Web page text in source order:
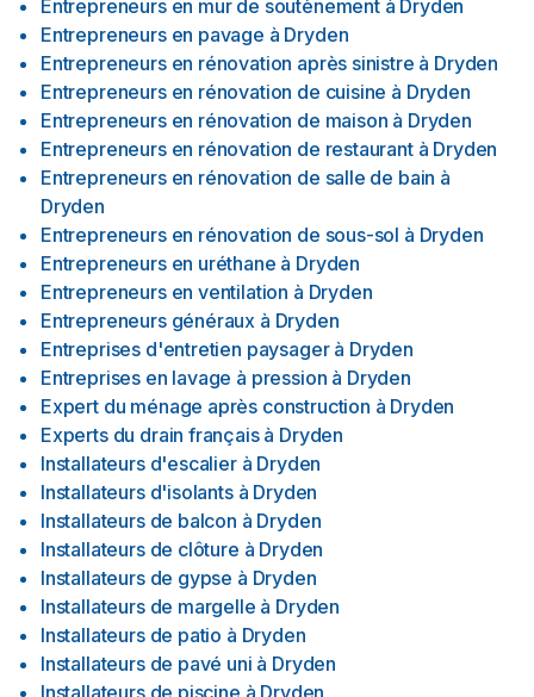
Entrepreneurs en mur de soutènement à Dryden
Entrepreneurs en pavage à Dryden
Entrepreneurs en rénovation après sinistre à Dryden
Entrepreneurs en rénovation de cuisine à Dryden
Entrepreneurs en rénovation de maison à Dryden
Entrepreneurs en rénovation de restaurant à Dryden
Entrepreneurs en rénovation de salle de bain à
Dryden
Entrepreneurs en rénovation de sous-sol à Dryden
Entrepreneurs en uréthane à Dryden
Entrepreneurs en ventilation à Dryden
Entrepreneurs généraux à Dryden
Entreprises d'entretien paysager à Dryden
Entreprises en lavage à pression à Dryden
Expert du ménage après construction à Dryden
Experts du drain français à Dryden
Installateurs d'escalier à Dryden
Installateurs d'isolants à Dryden
Installateurs de balcon à Dryden
Installateurs de clôture à Dryden
Installateurs de gypse à Dryden
Installateurs de margelle à Dryden
Installateurs de patio à Dryden
Installateurs de pavé uni à Dryden
Installateurs de piscine à Dryden